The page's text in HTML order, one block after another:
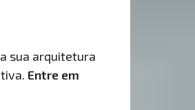
sua arquitetura
Entre em